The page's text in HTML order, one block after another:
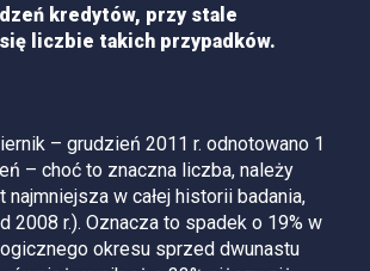
kredytów, przy stale
liczbie takich przypadków.
– grudzień 2011 r. odnotowano 1
– choć to znaczna liczba, należy
najmniejsza w całej historii badania,
2008 r.). Oznacza to spadek o 19% w
okresu sprzed dwunastu